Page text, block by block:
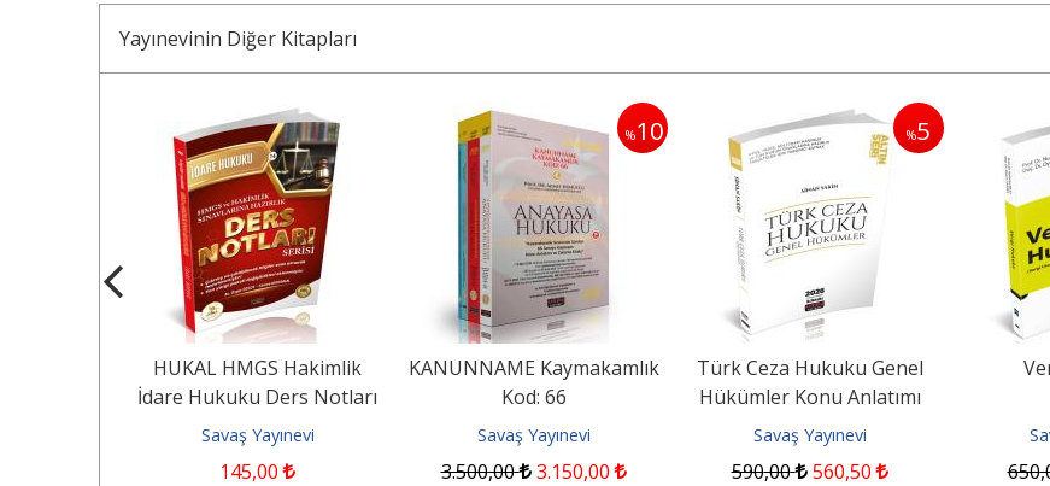
Yayınevinin Diğer Kitapları
HUKAL HMGS Hakimlik
İdare Hukuku Ders Notları
Savaş Yayınevi
145,00
%10
KANUNNAME Kaymakamlık
Kod: 66
Savaş Yayınevi
3.500,00 3.150,00
%5
Türk Ceza Hukuku Genel
Hükümler Konu Anlatımı
Savaş Yayınevi
590,00 560,50
650